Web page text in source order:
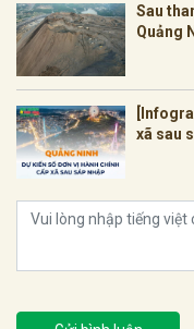
Sau
Quảng
xã sau